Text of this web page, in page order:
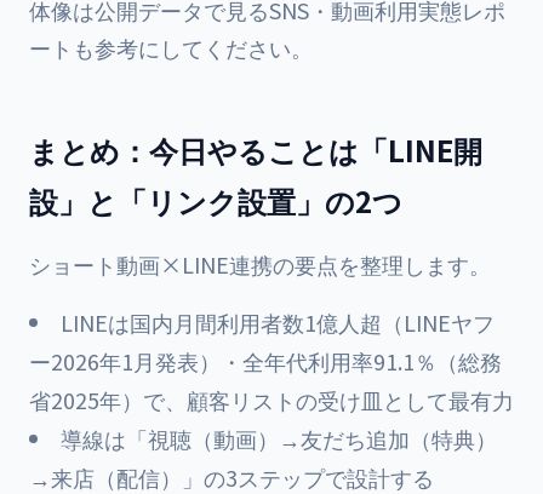
体像は公開データで見るSNS・動画利用実態レポ
ート も参考にしてください。
まとめ：今日やることは「LINE開
設」と「リンク設置」の2つ
ショート動画×LINE連携の要点を整理します。
LINEは国内月間利用者数1億人超（LINEヤフ
ー2026年1月発表）・全年代利用率91.1％（総務
省2025年）で、顧客リストの受け皿として最有力
導線は「視聴（動画）→友だち追加（特典）
→来店（配信）」の3ステップで設計する